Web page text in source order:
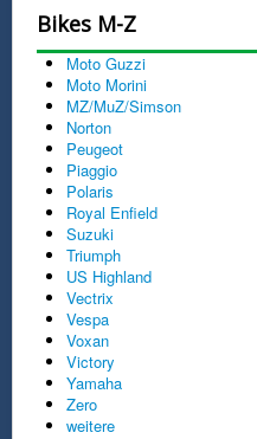
Bikes M-Z
Moto Guzzi
Moto Morini
MZ/MuZ/Simson
Norton
Peugeot
Piaggio
Polaris
Royal Enfield
Suzuki
Triumph
US Highland
Vectrix
Vespa
Voxan
Victory
Yamaha
Zero
weitere